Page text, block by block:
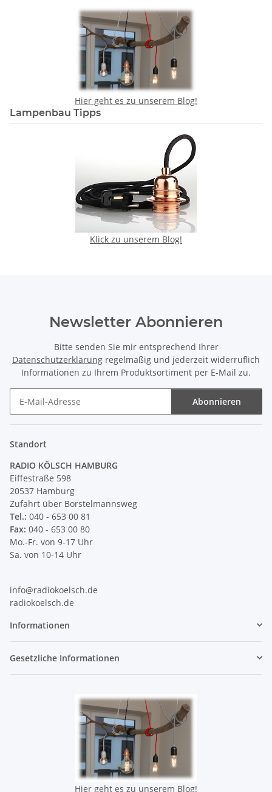
Hier geht es zu unserem Blog!
Lampenbau Tipps
Klick zu unserem Blog!
Newsletter Abonnieren
Bitte senden Sie mir entsprechend Ihrer
Datenschutzerklärung regelmäßig und jederzeit widerruflich
Informationen zu Ihrem Produktsortiment per E-Mail zu.
Abonnieren
Standort
RADIO KÖLSCH HAMBURG
Eiffestraße 598
20537 Hamburg
Zufahrt über Borstelmannsweg
Tel.: 040 - 653 00 81
Fax: 040 - 653 00 80
Mo.-Fr. von 9-17 Uhr
Sa. von 10-14 Uhr
info@radiokoelsch.de
radiokoelsch.de
Informationen
Gesetzliche Informationen
Hier geht es zu unserem Blog!